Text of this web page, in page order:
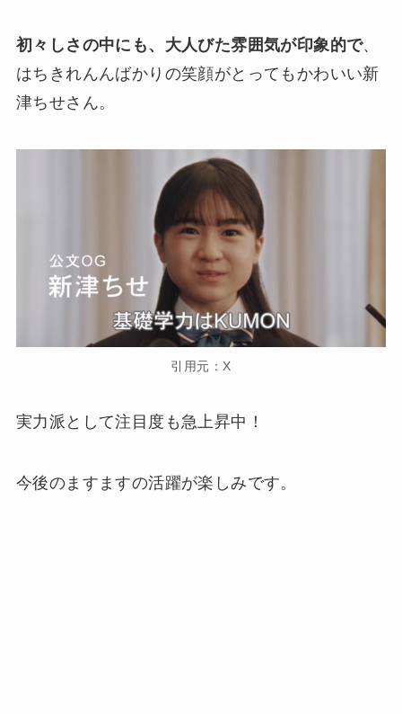
初々しさの中にも、大人びた雰囲気が印象的で、
はちきれんんばかりの笑顔がとってもかわいい新
津ちせさん。
引用元：X
実力派として注目度も急上昇中！
今後のますますの活躍が楽しみです。